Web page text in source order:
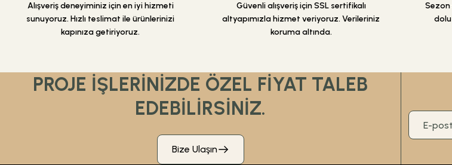
Alışveriş deneyiminiz için en iyi hizmeti
sunuyoruz. Hızlı teslimat ile ürünlerinizi
kapınıza getiriyoruz.
Güvenli alışveriş için SSL sertifikalı
altyapımızla hizmet veriyoruz. Verileriniz
koruma altında.
Sezon
dolu
PROJE İŞLERİNİZDE ÖZEL FİYAT TALEB
EDEBİLİRSİNİZ.
Bize Ulaşın